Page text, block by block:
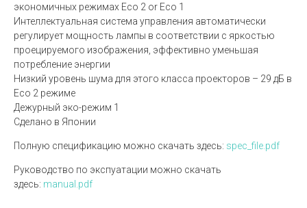
экономичных режимах Eco 2 or Eco 1
Интеллектуальная система управления автоматически
регулирует мощность лампы в соответствии с яркостью
проецируемого изображения, эффективно уменьшая
потребление энергии
Низкий уровень шума для этого класса проекторов – 29 дБ в
Eco 2 режиме
Дежурный эко-режим 1
Сделано в Японии
Полную спецификацию можно скачать здесь: spec_file.pdf
Руководство по экспуатации можно скачать
здесь: manual.pdf